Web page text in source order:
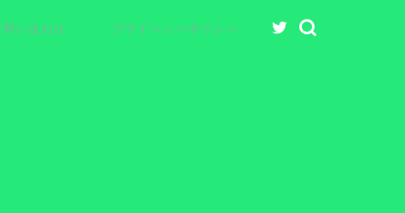
問い合わせ プライバシーポリシー